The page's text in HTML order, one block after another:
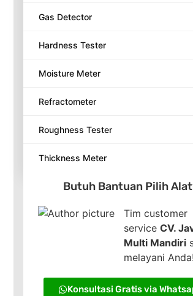
Gas Detector
Hardness Tester
Moisture Meter
Refractometer
Roughness Tester
Thickness Meter
Butuh Bantuan Pilih
Tim customer
serviceCV.
Multi Mandiri
melayani Anda!
Konsultasi Gratis via